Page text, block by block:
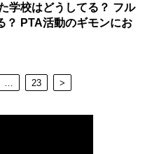
学校はどうしてる？ フル
？ PTA活動のギモンにお
23 >